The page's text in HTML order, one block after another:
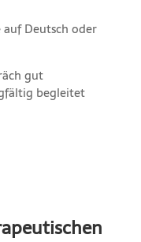
Deutsch oder
gut
begleitet